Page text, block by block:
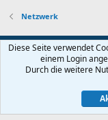
Netzwerk
Default-Theme
Nutzungsbedingungen
Community platform by
Diese Seite verwendet
einem Login
Durch die weitere